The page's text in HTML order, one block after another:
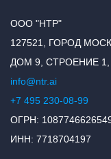
ООО "НТР"
127521, ГОРОД
ДОМ 9, СТРОЕНИЕ
info@ntr.ai
+7 495 230-08-99
ОГРН:
ИНН: 7718704197